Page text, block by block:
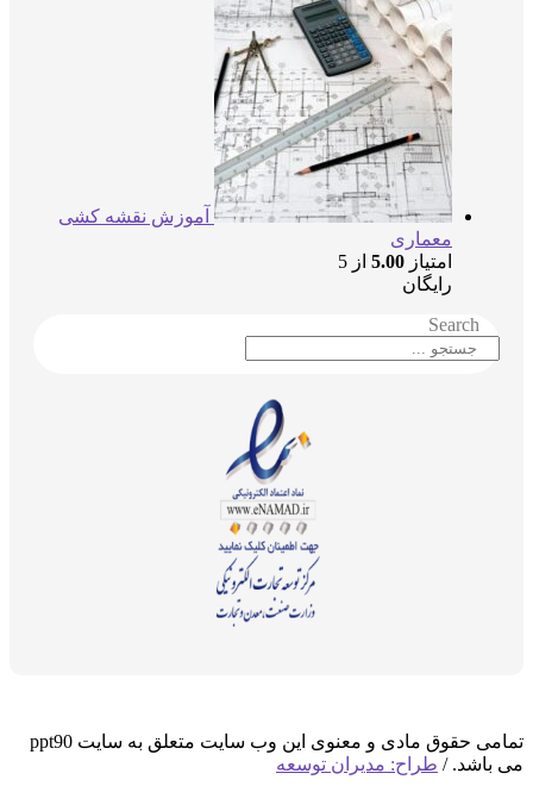
آموزش نقشه کشی
معماری
امتیاز5.00 از 5
رایگان
Search
تمامی حقوق مادی و معنوی این وب سایت متعلق به سایت ppt90
/طراح: مدیران توسعه